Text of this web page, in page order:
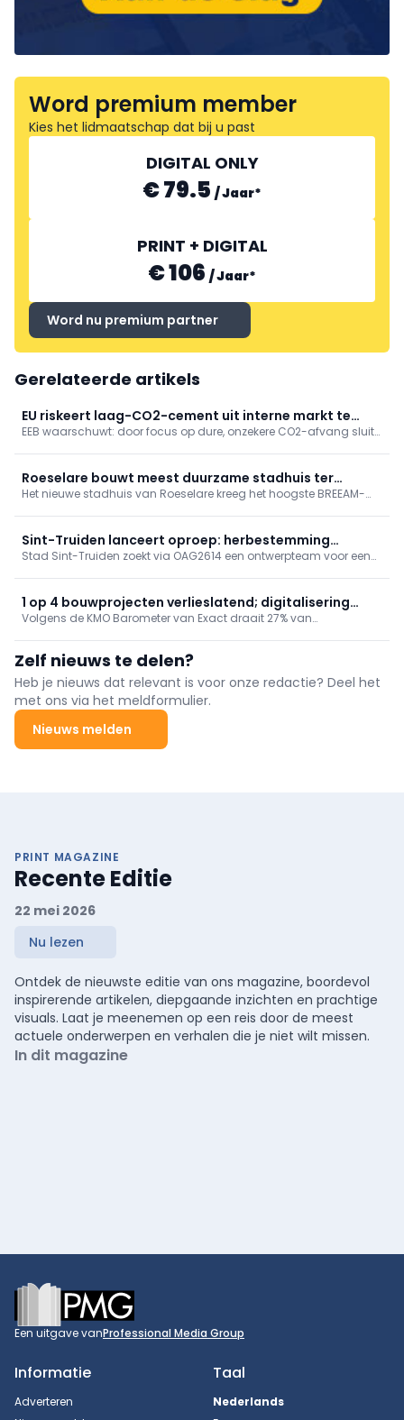
Word premium member
Kies het lidmaatschap dat bij u past
DIGITAL ONLY
€ 79.5 /Jaar*
PRINT + DIGITAL
€ 106 /Jaar*
Word nu premium partner
Gerelateerde artikels
EU riskeert laag-CO2-cement uit interne markt te
sluiten
EEB waarschuwt: door focus op dure, onzekere CO2-afvang sluit
besparen; vraag om prestatie-eisen in normen en aanbesteding.
Roeselare bouwt meest duurzame stadhuis ter
wereld: BREEAM Outstanding
Het nieuwe stadhuis van Roeselare kreeg het hoogste BREEAM-
drinkwater/jaar, verbruikt 30% minder verwarmingsenergie via
warmtenet en zonne-energie, met 95% eigenverbruik.
Sint-Truiden lanceert oproep: herbestemming
stadskantoor en school
Stad Sint-Truiden zoekt via OAG2614 een ontwerpteam voor een
stadsdiensten te centraliseren, met mogelijk aanvullend
programma (bv. wonen). Interesse indienen tot 30 juni 2026;
begeleiding door Team Vlaams Bouwmeester.
1 op 4 bouwprojecten verlieslatend; digitalisering
biedt 10% groei
Volgens de KMO Barometer van Exact draait 27% van
capaciteitszicht circa 10% extra omzet. Inflatie en laattijdige
betalingen (gem. €20.000) drukken marges.
Zelf nieuws te delen?
Heb je nieuws dat relevant is voor onze redactie? Deel het
met ons via het meldformulier.
Nieuws melden
PRINT MAGAZINE
Recente Editie
22 mei 2026
Nu lezen
Ontdek de nieuwste editie van ons magazine, boordevol
inspirerende artikelen, diepgaande inzichten en prachtige
visuals. Laat je meenemen op een reis door de meest
actuele onderwerpen en verhalen die je niet wilt missen.
In dit magazine
Footer
Een uitgave vanProfessional Media Group
Informatie
Adverteren
Taal
Nederlands